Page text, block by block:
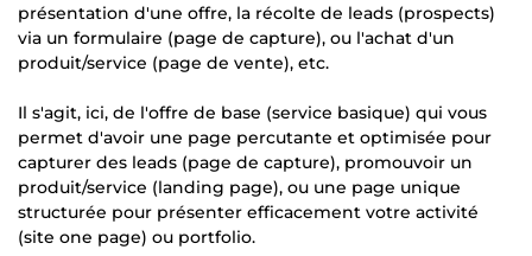
présentation d'une offre, la récolte de leads (prospects)
via un formulaire (page de capture), ou l'achat d'un
produit/service (page de vente), etc.
Il s'agit, ici, de l'offre de base (service basique) qui vous
permet d'avoir une page percutante et optimisée pour
capturer des leads (page de capture), promouvoir un
produit/service (landing page), ou une page unique
structurée pour présenter efficacement votre activité
(site one page) ou portfolio.